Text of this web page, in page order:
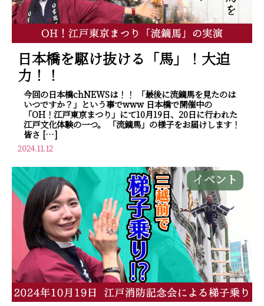
日本橋を駆け抜ける「馬」！大迫
力！！
今回の日本橋chNEWSは！！ 「最後に流鏑馬を見たのは
いつですか？」という事でwww 日本橋で開催中の
「OH！江戸東京まつり」にて10月19日、20日に行われた
江戸文化体験の一つ。 「流鏑馬」の様子をお届けします！
皆さ […]
2024.11.12
イベント